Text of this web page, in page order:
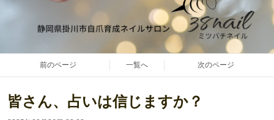
前のページ 一覧へ 次のページ
皆さん、占いは信じますか？
o